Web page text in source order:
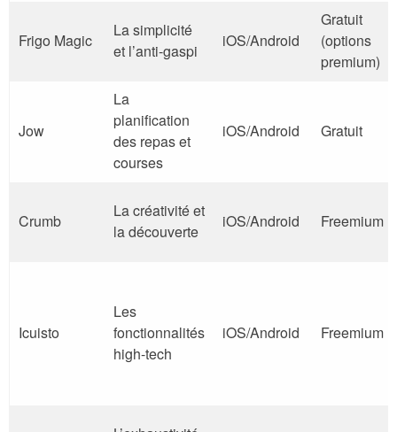
Frigo Magic
La simplicité
et l’anti-gaspi
iOS/Android
Gratuit
(options
premium)
Jow
La
planification
des repas et
courses
iOS/Android Gratuit
Crumb
La créativité et
la découverte
iOS/Android Freemium
Icuisto
Les
fonctionnalités
high-tech
iOS/Android Freemium